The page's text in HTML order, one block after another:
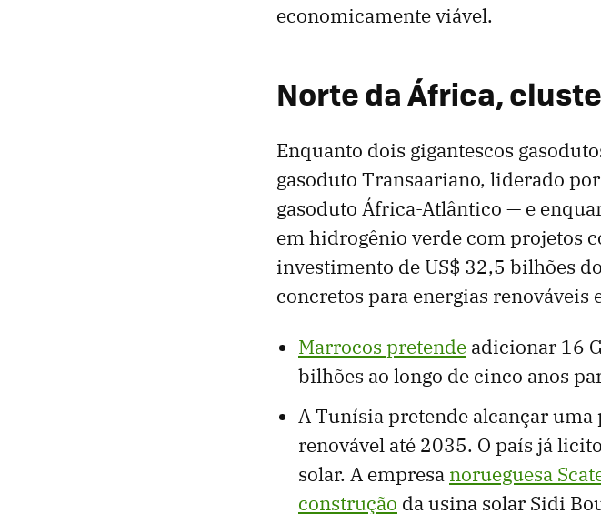
economicamente viável.
Norte da África,
Enquanto dois gigantescos
gasoduto Transaariano, liderado
gasoduto África-Atlântico — e
em hidrogênio verde com projetos
investimento de US$ 32,5 bilhões
concretos para energias renováveis
Marrocos pretende adicionar 16
bilhões ao longo de cinco anos
A Tunísia pretende alcançar
renovável até 2035. O país já
solar. A empresa norueguesa
construção da usina solar Sidi